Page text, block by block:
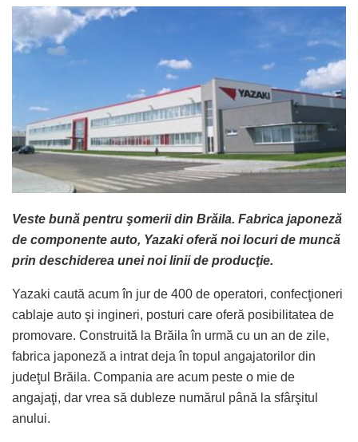
Veste bună pentru şomerii din Brăila. Fabrica japoneză
de componente auto, Yazaki oferă noi locuri de muncă
prin deschiderea unei noi linii de producţie.
Yazaki caută acum în jur de 400 de operatori, confecţioneri
cablaje auto şi ingineri, posturi care oferă posibilitatea de
promovare. Construită la Brăila în urmă cu un an de zile,
fabrica japoneză a intrat deja în topul angajatorilor din
judeţul Brăila. Compania are acum peste o mie de
angajaţi, dar vrea să dubleze numărul până la sfârşitul
anului.